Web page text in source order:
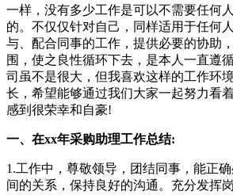
一样，没有多少工作是可以不需要任何
的。不仅仅针对自己，同样适用于任何
与、配合同事的工作，提供必要的协助
围，使之良性循环下去，是本人一直遵
司虽不是很大，但我喜欢这样的工作环
长，希望能够通过我们大家一起努力看
感到很荣幸和自豪!
一、在xx年采购助理工作总结:
1.工作中，尊敬领导，团结同事，能正
间的关系，保持良好的沟通。充分发挥